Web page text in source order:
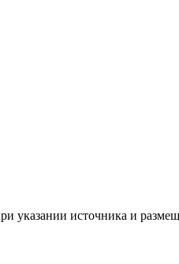
указании источника и